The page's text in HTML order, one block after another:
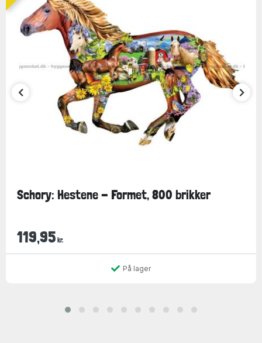
Schory: Hestene - Formet, 800 brikker
119,95 kr.
På lager